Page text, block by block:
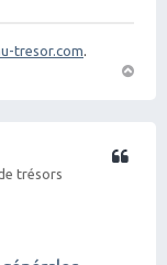
tresor.com
trésors
Citation